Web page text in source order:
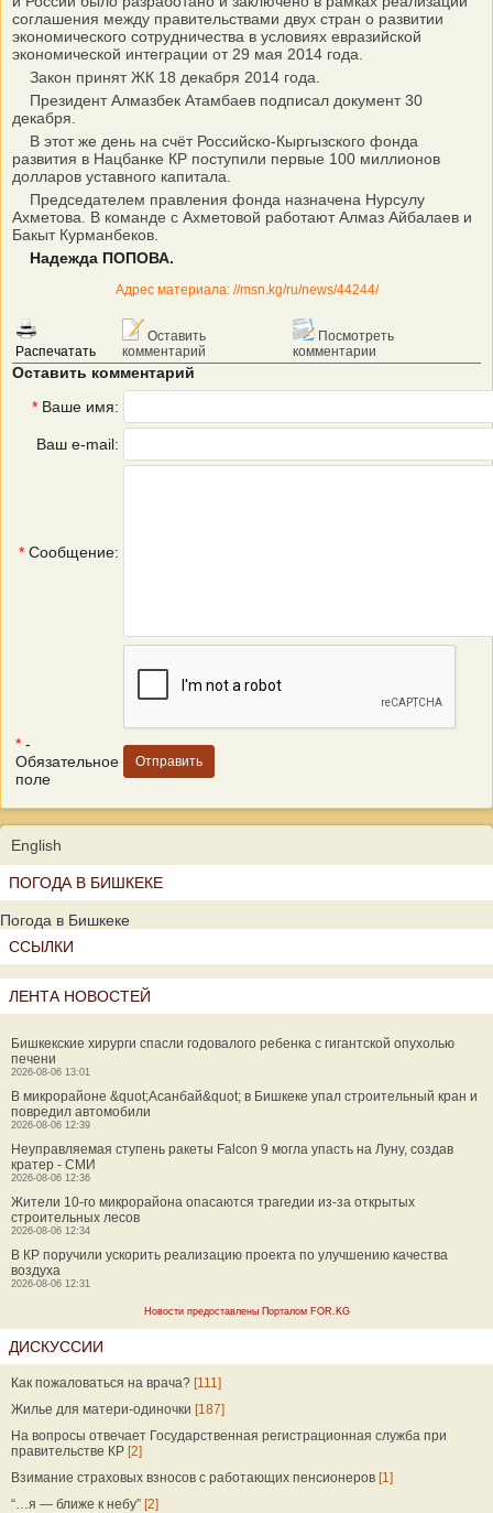
соглашения между правительствами двух стран о развитии
экономического сотрудничества в условиях евразийской
экономической интеграции от 29 мая 2014 года.
Закон принят ЖК 18 декабря 2014 года.
Президент Алмазбек Атамбаев подписал документ 30
декабря.
В этот же день на счёт Российско-Кыргызского фонда
развития в Нацбанке КР поступили первые 100 миллионов
долларов уставного капитала.
Председателем правления фонда назначена Нурсулу
Ахметова. В команде с Ахметовой работают Алмаз Айбалаев и
Бакыт Курманбеков.
Надежда ПОПОВА.
Адрес материала: //msn.kg/ru/news/44244/
Распечатать
Оставить
комментарий
Посмотреть
комментарии
Оставить комментарий
* Ваше имя:
Ваш e-mail:
* Сообщение:
* -
Обязательное
поле
English
ПОГОДА В БИШКЕКЕ
Погода в Бишкеке
ССЫЛКИ
ЛЕНТА НОВОСТЕЙ
Бишкекские хирурги спасли годовалого ребенка с гигантской опухолью
печени
2026-08-06 13:01
В микрорайоне &quot;Асанбай&quot; в Бишкеке упал строительный кран и
повредил автомобили
2026-08-06 12:39
Неуправляемая ступень ракеты Falcon 9 могла упасть на Луну, создав
кратер - СМИ
2026-08-06 12:36
Жители 10-го микрорайона опасаются трагедии из-за открытых
строительных лесов
2026-08-06 12:34
В КР поручили ускорить реализацию проекта по улучшению качества
воздуха
2026-08-06 12:31
Новости предоставлены Порталом FOR.KG
ДИСКУССИИ
Как пожаловаться на врача? [111]
Жилье для матери-одиночки [187]
На вопросы отвечает Государственная регистрационная служба при
правительстве КР [2]
Взимание страховых взносов с работающих пенсионеров [1]
“…я — ближе к небу” [2]